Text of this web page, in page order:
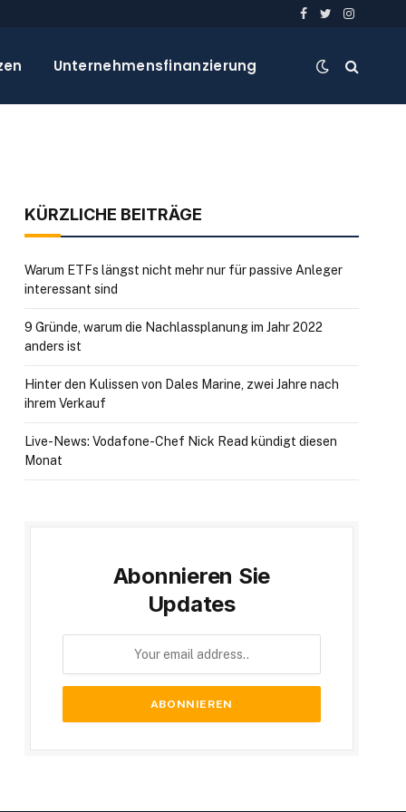
Facebook
Twitter
Unternehmensfinanzierung
KÜRZLICHE BEITRÄGE
Warum ETFs längst nicht mehr nur für passive Anleger
interessant sind
9 Gründe, warum die Nachlassplanung im Jahr 2022
anders ist
Hinter den Kulissen von Dales Marine, zwei Jahre nach
ihrem Verkauf
Live-News: Vodafone-Chef Nick Read kündigt diesen
Monat
Abonnieren Sie
Updates